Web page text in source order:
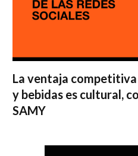
La ventaja
y bebidas es cultural,
SAMY